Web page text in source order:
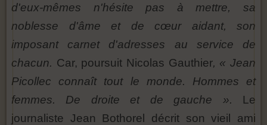
d'eux-mêmes n'hésite pas à mettre, sa
noblesse d'âme et de cœur aidant, son
imposant carnet d'adresses au service de
chacun. Car, poursuit Nicolas Gauthier, « Jean
Picollec connaît tout le monde. Hommes et
femmes. De droite et de gauche ». Le
journaliste Jean Bothorel décrit son vieil ami